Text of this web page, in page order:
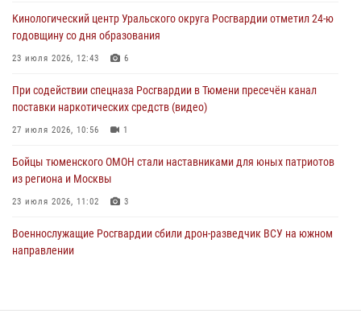
Военнослужащие Росгвардии сбили дрон-разведчик ВСУ на южном
направлении
05 августа 2026, 05:35
Стальной характер продемонстрировали росгвардейцы в ходе
масштабных спортивных событий на Урале
05 августа 2026, 05:22
Кинологический центр Уральского округа Росгвардии отметил 24-ю
годовщину со дня образования
23 июля 2026, 12:43 6
При содействии спецназа Росгвардии в Тюмени пресечён канал
поставки наркотических средств (видео)
27 июля 2026, 10:56 1
Бойцы тюменского ОМОН стали наставниками для юных патриотов
из региона и Москвы
23 июля 2026, 11:02 3
Военнослужащие Росгвардии сбили дрон-разведчик ВСУ на южном
направлении